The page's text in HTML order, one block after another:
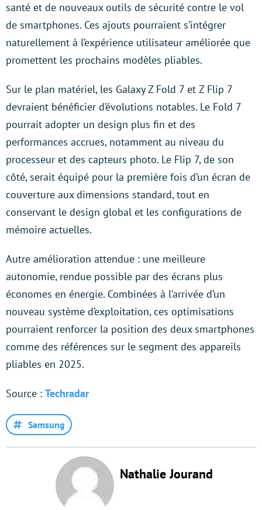
santé et de nouveaux outils de sécurité contre le vol
de smartphones. Ces ajouts pourraient s’intégrer
naturellement à l’expérience utilisateur améliorée que
promettent les prochains modèles pliables.
Sur le plan matériel, les Galaxy Z Fold 7 et Z Flip 7
devraient bénéficier d’évolutions notables. Le Fold 7
pourrait adopter un design plus fin et des
performances accrues, notamment au niveau du
processeur et des capteurs photo. Le Flip 7, de son
côté, serait équipé pour la première fois d’un écran de
couverture aux dimensions standard, tout en
conservant le design global et les configurations de
mémoire actuelles.
Autre amélioration attendue : une meilleure
autonomie, rendue possible par des écrans plus
économes en énergie. Combinées à l’arrivée d’un
nouveau système d’exploitation, ces optimisations
pourraient renforcer la position des deux smartphones
comme des références sur le segment des appareils
pliables en 2025.
Source : Techradar
Samsung
Nathalie Jourand